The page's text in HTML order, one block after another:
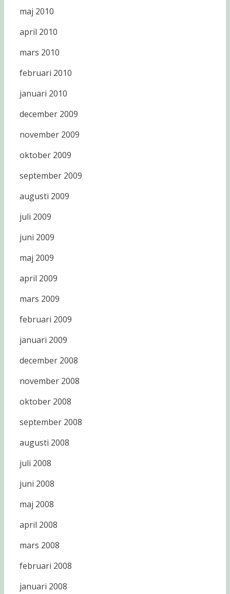
maj 2010
april 2010
mars 2010
februari 2010
januari 2010
december 2009
november 2009
oktober 2009
september 2009
augusti 2009
juli 2009
juni 2009
maj 2009
april 2009
mars 2009
februari 2009
januari 2009
december 2008
november 2008
oktober 2008
september 2008
augusti 2008
juli 2008
juni 2008
maj 2008
april 2008
mars 2008
februari 2008
januari 2008